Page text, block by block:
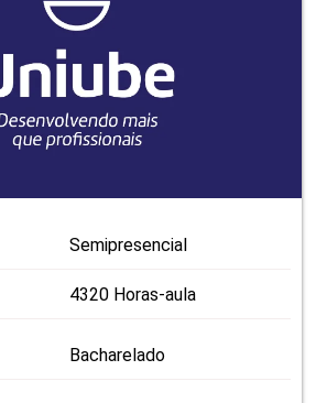
Semipresencial
4320 Horas-aula
Bacharelado